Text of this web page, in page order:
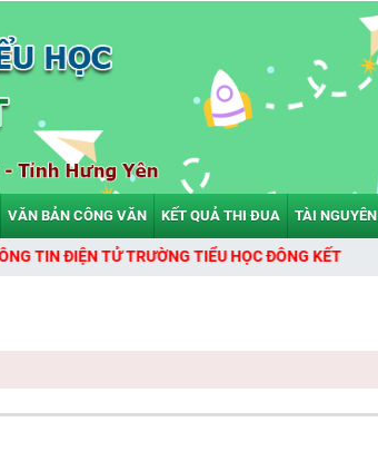
VĂN BẢN CÔNG VĂN KẾT QUẢ THI ĐUA TÀI NGUYÊN
TỬ TRƯỜNG TIỂU HỌC ĐÔNG KẾT